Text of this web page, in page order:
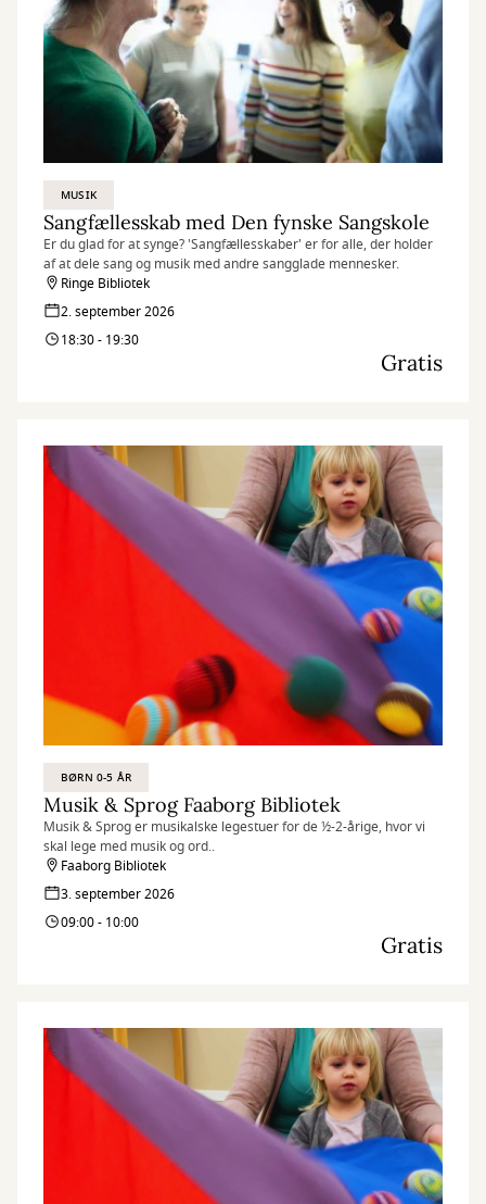
MUSIK
Sangfællesskab med Den fynske Sangskole
Er du glad for at synge? 'Sangfællesskaber' er for alle, der holder
af at dele sang og musik med andre sangglade mennesker.
Ringe Bibliotek
2. september 2026
18:30 - 19:30
Gratis
BØRN 0-5 ÅR
Musik & Sprog Faaborg Bibliotek
Musik & Sprog er musikalske legestuer for de ½-2-årige, hvor vi
skal lege med musik og ord..
Faaborg Bibliotek
3. september 2026
09:00 - 10:00
Gratis